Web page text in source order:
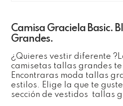
Camisa Graciela Basic.
Grandes.
¿Quieres vestir diferente
camisetas tallas grandes
Encontraras moda tallas
estilos. Elige la que te
sección de vestidos tallas